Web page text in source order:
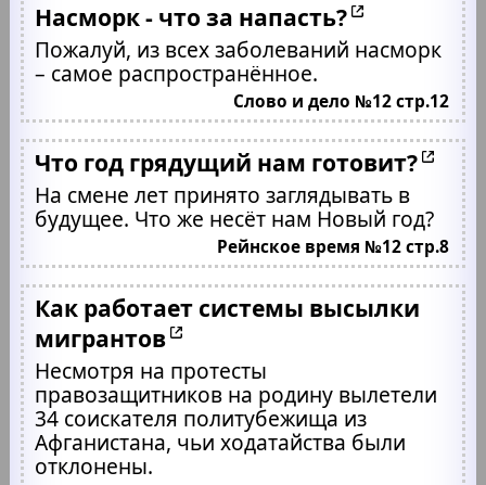
Насморк - что за напасть?
Пожалуй, из всех заболеваний насморк
– самое распространённое.
Слово и дело №12 стр.12
Что год грядущий нам готовит?
На смене лет принято заглядывать в
будущее. Что же несёт нам Новый год?
Рейнское время №12 стр.8
Как работает системы высылки
мигрантов
Несмотря на протесты
правозащитников на родину вылетели
34 соискателя политубежища из
Афганистана, чьи ходатайства были
отклонены.